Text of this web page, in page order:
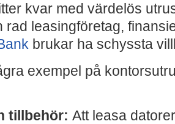
kvar med värdelös
rad leasingföretag,
brukar ha schyssta
exempel på
tillbehör: Att leasa